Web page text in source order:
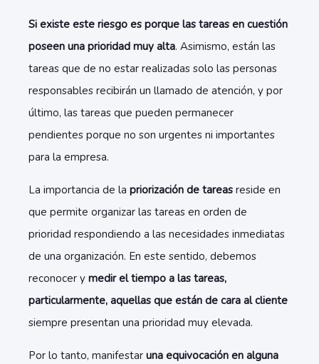
Si existe este riesgo es porque las tareas en cuestión
poseen una prioridad muy alta. Asimismo, están las
tareas que de no estar realizadas solo las personas
responsables recibirán un llamado de atención, y por
último, las tareas que pueden permanecer
pendientes porque no son urgentes ni importantes
para la empresa.
La importancia de la priorización de tareas reside en
que permite organizar las tareas en orden de
prioridad respondiendo a las necesidades inmediatas
de una organización. En este sentido, debemos
reconocer y medir el tiempo a las tareas,
particularmente, aquellas que están de cara al cliente
siempre presentan una prioridad muy elevada.
Por lo tanto, manifestar una equivocación en alguna